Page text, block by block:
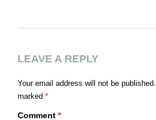
LEAVE A REPLY
Your email address will not be published.
marked *
Comment *